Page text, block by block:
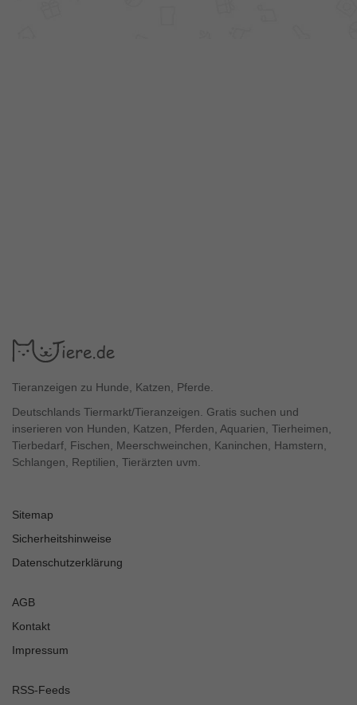
Tieranzeigen zu Hunde, Katzen, Pferde.
Deutschlands Tiermarkt/Tieranzeigen. Gratis suchen und
inserieren von Hunden, Katzen, Pferden, Aquarien, Tierheimen,
Tierbedarf, Fischen, Meerschweinchen, Kaninchen, Hamstern,
Schlangen, Reptilien, Tierärzten uvm.
Sitemap
Sicherheitshinweise
Datenschutzerklärung
AGB
Kontakt
Impressum
RSS-Feeds